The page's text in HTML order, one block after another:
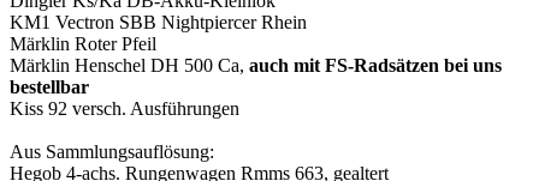
KM1 Vectron SBB Nightpiercer Rhein
Märklin Roter Pfeil
Märklin Henschel DH 500 Ca, auch mit FS-Radsätzen bei uns
bestellbar
Kiss 92 versch. Ausführungen
Aus Sammlungsauflösung:
Hegob 4-achs. Rungenwagen Rmms 663, gealtert